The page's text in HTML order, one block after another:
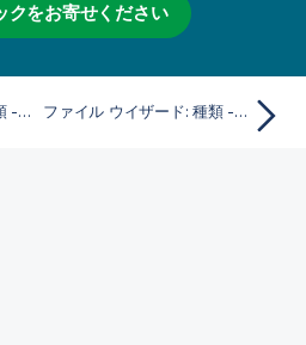
クをお寄せください
ファイル ウイザード: 種類 - QVD ファイル ウイザード: 種類 - KML